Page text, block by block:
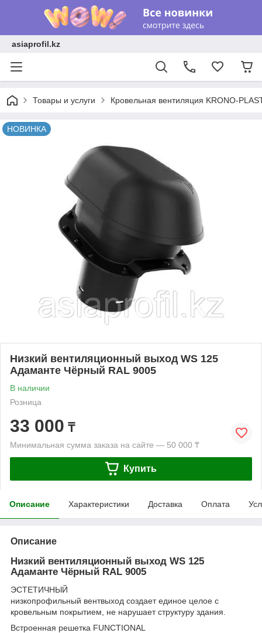
asiaprofil.kz
Товары и услуги Кровельная вентиляция KRONO-
НОВИНКА
Низкий вентиляционный выход WS 125
Адаманте Чёрный RAL 9005
В наличии
Розница
33 000 ₸
Минимальная сумма заказа на сайте — 50 000 ₸
Купить
Описание Характеристики Доставка Оплата
Описание
Низкий вентиляционный выход WS 125
Адаманте Чёрный RAL 9005
ЭСТЕТИЧНЫЙ
низкопрофильный вентвыход создает единое целое с
кровельным покрытием, не нарушает структуру здания.
Встроенная решетка FUNCTIONAL